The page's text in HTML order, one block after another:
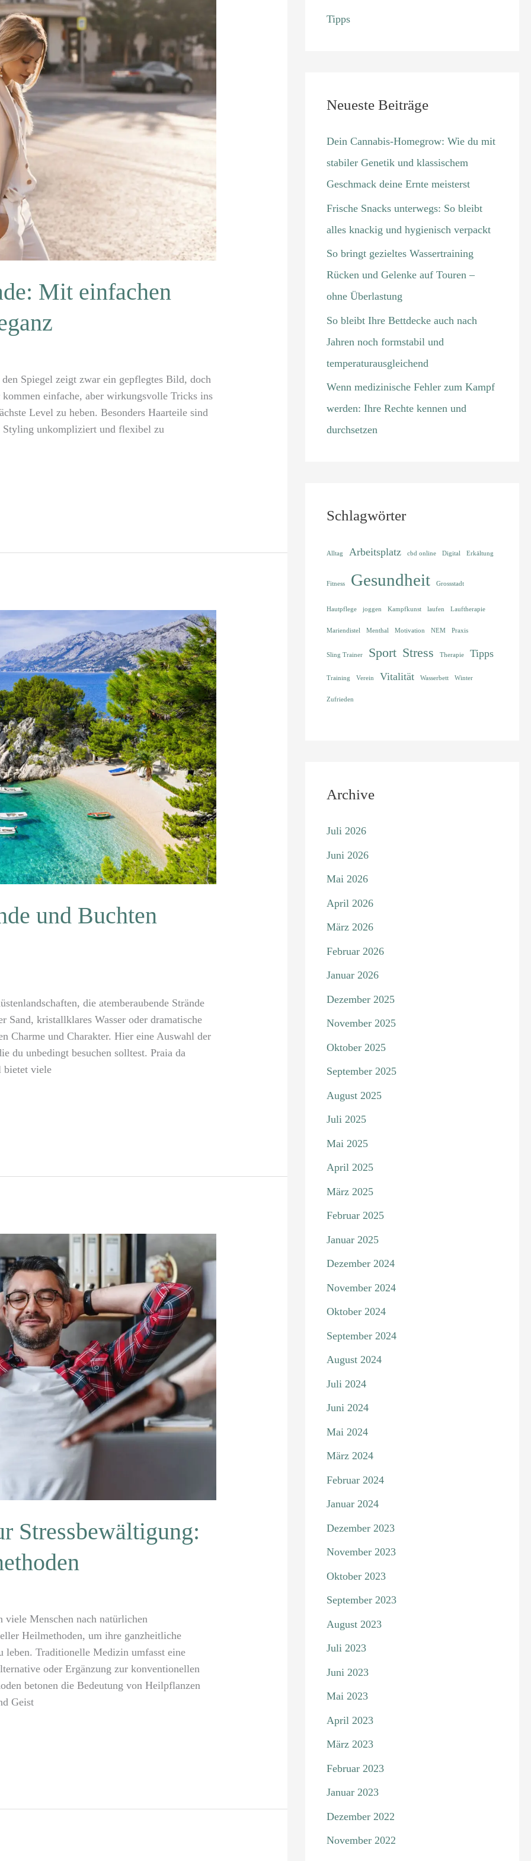
Mit einfachen
Spiegel zeigt zwar ein gepflegtes Bild, doch
einfache, aber wirkungsvolle Tricks ins
Level zu heben. Besonders Haarteile sind
Styling unkompliziert und flexibel zu
und Buchten
die atemberaubende Strände
Sand, kristallklares Wasser oder dramatische
Charme und Charakter. Hier eine Auswahl der
du unbedingt besuchen solltest. Praia da
bietet viele
Stressbewältigung:
viele Menschen nach natürlichen
Heilmethoden, um ihre ganzheitliche
leben. Traditionelle Medizin umfasst eine
oder Ergänzung zur konventionellen
betonen die Bedeutung von Heilpflanzen
Geist
Tipps
Neueste Beiträge
Dein Cannabis-Homegrow: Wie du mit
stabiler Genetik und klassischem
Geschmack deine Ernte meisterst
Frische Snacks unterwegs: So bleibt
alles knackig und hygienisch verpackt
So bringt gezieltes Wassertraining
Rücken und Gelenke auf Touren –
ohne Überlastung
So bleibt Ihre Bettdecke auch nach
Jahren noch formstabil und
temperaturausgleichend
Wenn medizinische Fehler zum Kampf
werden: Ihre Rechte kennen und
durchsetzen
Schlagwörter
Alltag Arbeitsplatz cbd online Digital Erkältung
Fitness Gesundheit Grossstadt
Hautpflege joggen Kampfkunst laufen Lauftherapie
Mariendistel Menthal Motivation NEM Praxis
Sling Trainer Sport Stress Therapie Tipps
Training Verein Vitalität Wasserbett Winter
Zufrieden
Archive
Juli 2026
Juni 2026
Mai 2026
April 2026
März 2026
Februar 2026
Januar 2026
Dezember 2025
November 2025
Oktober 2025
September 2025
August 2025
Juli 2025
Mai 2025
April 2025
März 2025
Februar 2025
Januar 2025
Dezember 2024
November 2024
Oktober 2024
September 2024
August 2024
Juli 2024
Juni 2024
Mai 2024
März 2024
Februar 2024
Januar 2024
Dezember 2023
November 2023
Oktober 2023
September 2023
August 2023
Juli 2023
Juni 2023
Mai 2023
April 2023
März 2023
Februar 2023
Januar 2023
Dezember 2022
November 2022